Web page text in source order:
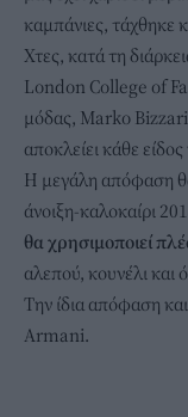
καμπάνιες, τάχθηκε
Χτες, κατά τη
London College of
μόδας, Marko
αποκλείει κάθε
Η μεγάλη απόφαση
άνοιξη-καλοκαίρι
θα χρησιμοποιεί
αλεπού, κουνέλι και
Την ίδια απόφαση
Armani.